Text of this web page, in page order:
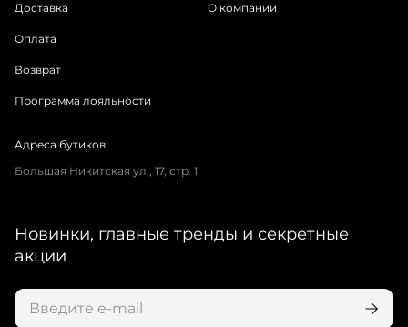
Доставка
Оплата
Возврат
Программа лояльности
О компании
Адреса бутиков:
Большая Никитская ул., 17, стр. 1
Новинки, главные тренды и секретные
акции